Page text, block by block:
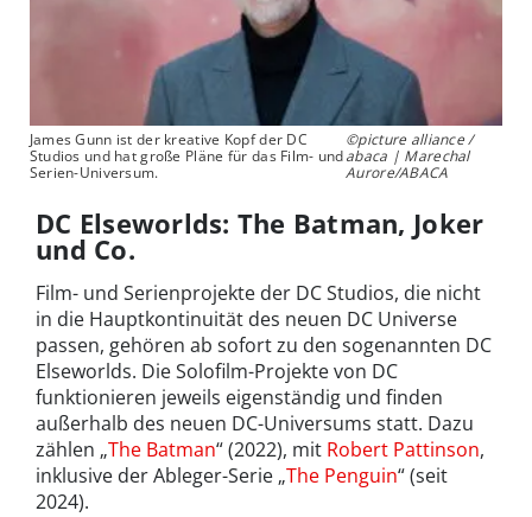
James Gunn ist der kreative Kopf der DC
Studios und hat große Pläne für das Film- und
Serien-Universum.
©picture alliance /
abaca | Marechal
Aurore/ABACA
DC Elseworlds: The Batman, Joker
und Co.
Film- und Serienprojekte der DC Studios, die nicht
in die Hauptkontinuität des neuen DC Universe
passen, gehören ab sofort zu den sogenannten DC
Elseworlds. Die Solofilm-Projekte von DC
funktionieren jeweils eigenständig und finden
außerhalb des neuen DC-Universums statt. Dazu
zählen „The Batman“ (2022), mit Robert Pattinson,
inklusive der Ableger-Serie „The Penguin“ (seit
2024).